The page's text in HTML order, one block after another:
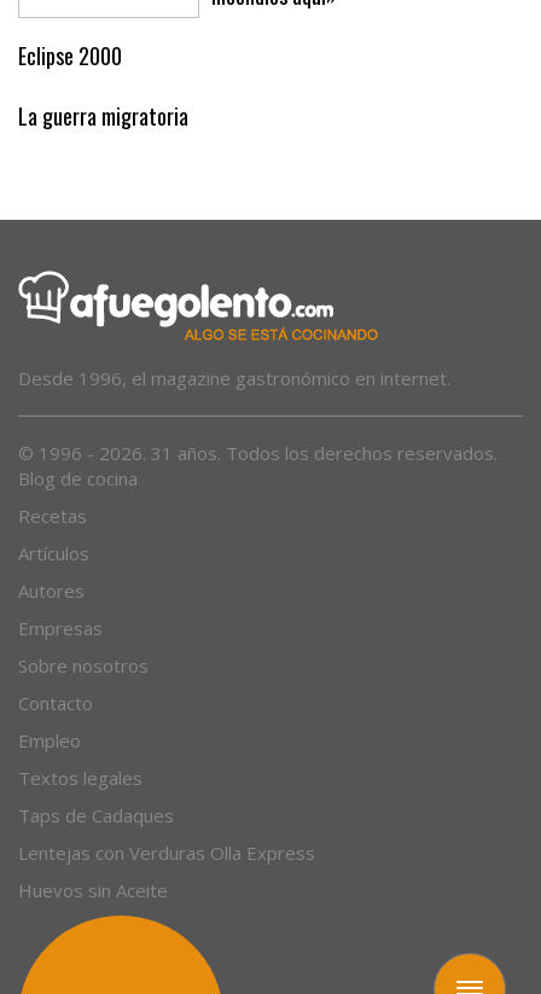
Eclipse 2000
La guerra migratoria
Desde 1996, el magazine gastronómico en internet.
© 1996 - 2026. 31 años. Todos los derechos reservados.
Blog de cocina
Recetas
Artículos
Autores
Empresas
Sobre nosotros
Contacto
Empleo
Textos legales
Taps de Cadaques
Lentejas con Verduras Olla Express
Huevos sin Aceite